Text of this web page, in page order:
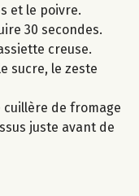
et le poivre.
30 secondes.
creuse.
sucre, le zeste
cuillère de fromage
juste avant de